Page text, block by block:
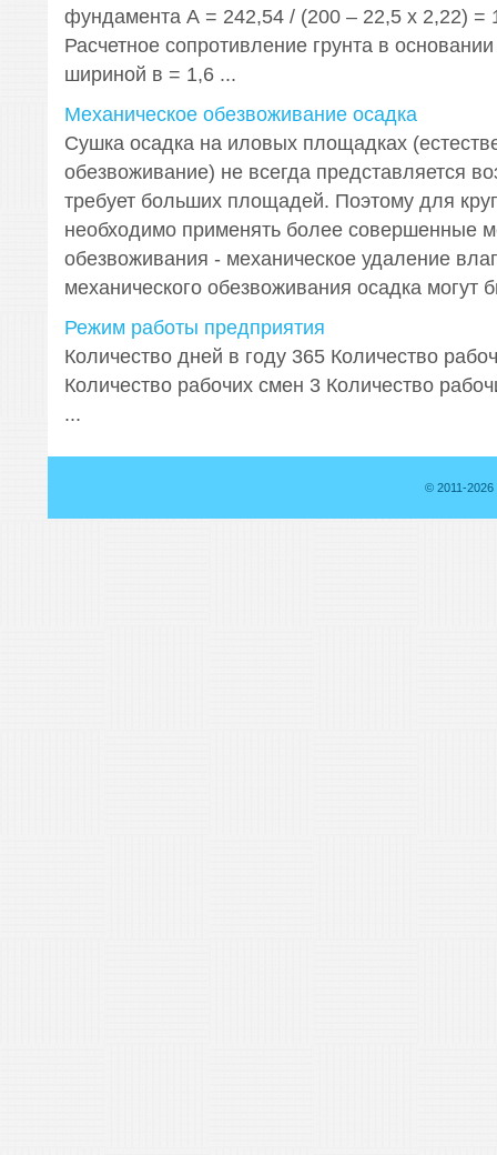
фундамента А = 242,54 / (200 – 22,5 х 2,22) =
Расчетное сопротивление грунта в
шириной в = 1,6 ...
Механическое обезвоживание осадка
Сушка осадка на иловых площадках
обезвоживание) не всегда представляется
требует больших площадей. Поэтому для
необходимо применять более совершенные
обезвоживания - механическое удаление
механического обезвоживания осадка могут
Режим работы предприятия
Количество дней в году 365 Количество
Количество рабочих смен 3 Количество
...
© 2011-2026